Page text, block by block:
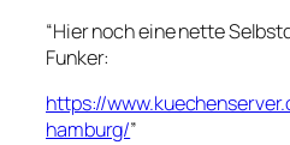
“Hier noch eine nette
Funker:
https://
hamburg/”